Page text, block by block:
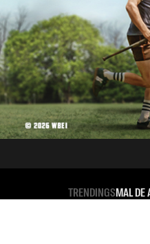
TRENDINGSMAL DE